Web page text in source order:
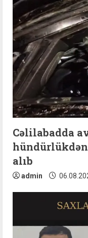
R
e
a
d
i
n
g
Cəlilabadda
hündürlükdən
alıb
admin